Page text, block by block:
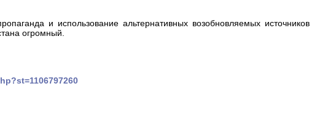
и использование альтернативных возобновляемых источников
огромный.